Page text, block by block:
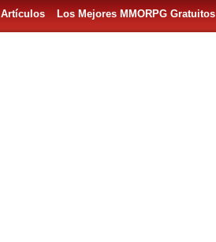
Artículos Los Mejores MMORPG Gratuitos